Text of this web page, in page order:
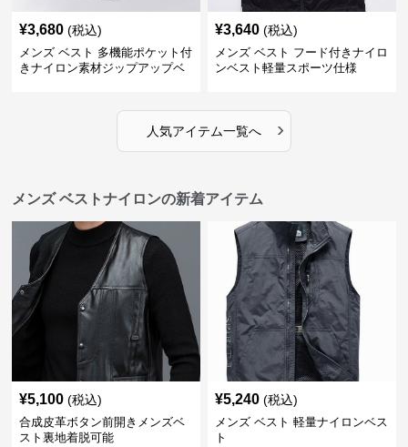
¥3,680 (税込)
メンズ ベスト 多機能ポケット付
きナイロン素材ジップアップベ
¥3,640 (税込)
メンズ ベスト フード付きナイロ
ンベスト軽量スポーツ仕様
人気アイテム一覧へ ›
メンズ ベストナイロンの新着アイテム
¥5,100 (税込)
合成皮革ボタン前開きメンズベ
スト裏地着脱可能
¥5,240 (税込)
メンズ ベスト 軽量ナイロンベス
ト